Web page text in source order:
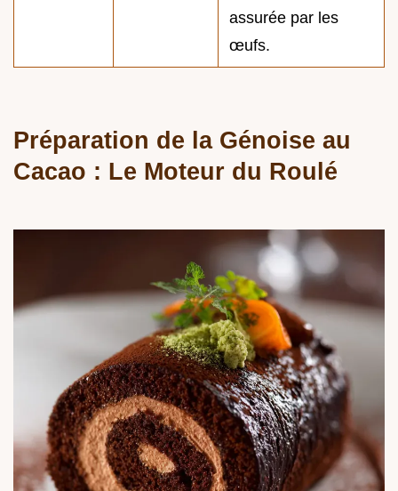
assurée par les
œufs.
Préparation de la Génoise au
Cacao : Le Moteur du Roulé